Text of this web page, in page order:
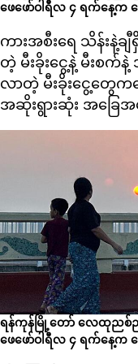
ဖေဖော်ဝါရီလ ၄ ရက်နေ့က တွ
ကားအစီးရေ သိန်းနဲ့
တဲ့ မီးခိုးငွေ့နဲ့ မီးစ
လာတဲ့ မီးခိုးငွေ့တွေ
အဆိုးရွားဆုံး အခြေအ
ရန်ကုန်မြို့တော် လေထုညစ်ည
ဖေဖော်ဝါရီလ ၄ ရက်နေ့က တွ